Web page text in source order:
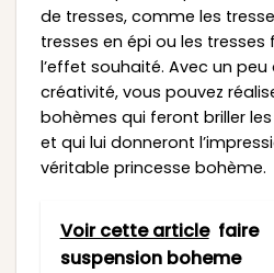
de tresses, comme les
tresses en épi ou les
l’effet souhaité. Avec un
créativité, vous pouvez
bohèmes qui feront briller
et qui lui donneront
véritable princesse bohème.
Voir cette article faire
suspension boheme